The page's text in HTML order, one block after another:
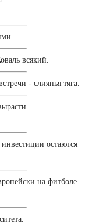
всякий.
- слиянья тяга.
остаются
на фитболе